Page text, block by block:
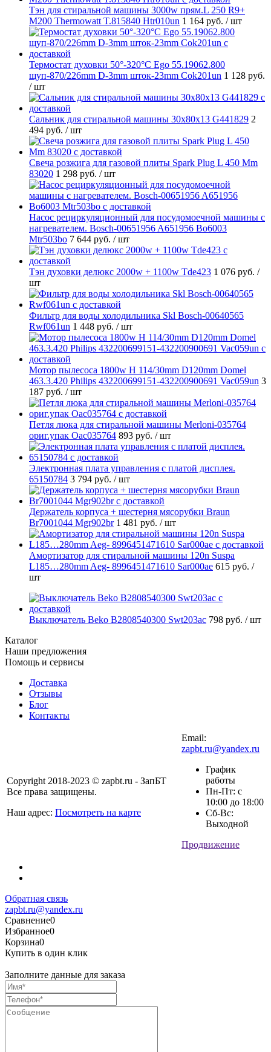
Тэн для стиральной машины 3000w прям.L 250 R9+
M200 Thermowatt T.815840 Htr010un 1 164 руб. / шт
Термостат духовки 50°-320°C Ego 55.19062.800
щуп-870/226mm D-3mm шток-23mm Cok201un 1 128 руб.
/ шт
Cальник для стиральной машины 30x80x13 G441829 2
494 руб. / шт
Свеча розжига для газовой плиты Spark Plug L 450 Mm
83020 1 298 руб. / шт
Насос рециркуляционный для посудомоечной машины с
нагревателем. Bosch-00651956 A651956 Bo6003
Mtr503bo 7 644 руб. / шт
Тэн духовки делюкс 2000w + 1100w Tde423 1 076 руб. /
шт
Фильтр для воды холодильника Skl Bosch-00640565
Rwf061un 1 448 руб. / шт
Мотор пылесоса 1800w H 114/30mm D120mm Domel
463.3.420 Philips 432200699151-432200900691 Vac059un 3
187 руб. / шт
Петля люка для стиральной машины Merloni-035764
ориг.упак Oac035764 893 руб. / шт
Электронная плата управления с платой дисплея.
65150784 3 794 руб. / шт
Держатель корпуса + шестерня мясорубки Braun
Br7001044 Mgr902br 1 481 руб. / шт
Амортизатор для стиральной машины 120n Suspa
L185…280mm Aeg- 8996451471610 Sar000ae 615 руб. /
шт
Выключатель Beko B2808540300 Swt203ac 798 руб. / шт
Каталог
Наши предложения
Помощь и сервисы
Доставка
Отзывы
Блог
Контакты
Copyright 2018-2023 © zapbt.ru - ЗапБТ
Все права защищены.
Наш адрес: Посмотреть на карте
Email:
zapbt.ru@yandex.ru
График
работы
Пн-Пт: с
10:00 до 18:00
Сб-Вс:
Выходной
Продвижение
Обратная связь
zapbt.ru@yandex.ru
Сравнение0
Избранное0
Корзина0
Купить в один клик
Заполните данные для заказа